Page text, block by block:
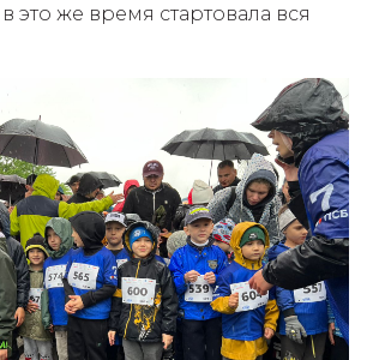
в это же время стартовала вся